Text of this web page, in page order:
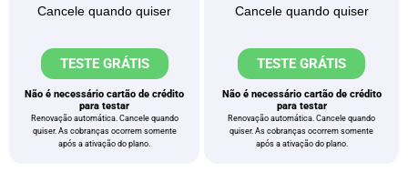
Cancele quando quiser
TESTE GRÁTIS
Não é necessário cartão de crédito
para testar
Renovação automática. Cancele quando
quiser. As cobranças ocorrem somente
após a ativação do plano.
Cancele quando quiser
TESTE GRÁTIS
Não é necessário cartão de crédito
para testar
Renovação automática. Cancele quando
quiser. As cobranças ocorrem somente
após a ativação do plano.
Acesso por 12 meses
TESTE GRÁTIS
Não é necessário cartão de crédito
para testar
Acesso por 12 meses
TESTE GRÁTIS
Não é necessário cartão de crédito
para testar